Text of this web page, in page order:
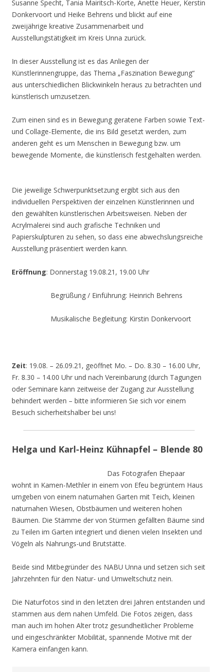
Susanne Specht, Tania Mairitsch-Korte, Anette Heuer, Kerstin
Donkervoort und Heike Behrens und blickt auf eine
zweijährige kreative Zusammenarbeit und
Ausstellungstätigkeit im Kreis Unna zurück.
In dieser Ausstellung ist es das Anliegen der
Künstlerinnengruppe, das Thema „Faszination Bewegung“
aus unterschiedlichen Blickwinkeln heraus zu betrachten und
künstlerisch umzusetzen.
Zum einen sind es in Bewegung geratene Farben sowie Text-
und Collage-Elemente, die ins Bild gesetzt werden, zum
anderen geht es um Menschen in Bewegung bzw. um
bewegende Momente, die künstlerisch festgehalten werden.
Die jeweilige Schwerpunktsetzung ergibt sich aus den
individuellen Perspektiven der einzelnen Künstlerinnen und
den gewählten künstlerischen Arbeitsweisen. Neben der
Acrylmalerei sind auch grafische Techniken und
Papierskulpturen zu sehen, so dass eine abwechslungsreiche
Ausstellung präsentiert werden kann.
Eröffnung: Donnerstag 19.08.21, 19.00 Uhr
Begrüßung / Einführung: Heinrich Behrens
Musikalische Begleitung: Kirstin Donkervoort
Zeit: 19.08. – 26.09.21, geöffnet Mo. – Do. 8.30 – 16.00 Uhr,
Fr. 8.30 – 14.00 Uhr und nach Vereinbarung (durch Tagungen
oder Seminare kann zeitweise der Zugang zur Ausstellung
behindert werden – bitte informieren Sie sich vor einem
Besuch sicherheitshalber bei uns!
Helga und Karl-Heinz Kühnapfel – Blende 80
Das Fotografen Ehepaar
wohnt in Kamen-Methler in einem von Efeu begrüntem Haus
umgeben von einem naturnahen Garten mit Teich, kleinen
naturnahen Wiesen, Obstbäumen und weiteren hohen
Bäumen. Die Stämme der von Stürmen gefällten Bäume sind
zu Teilen im Garten integriert und dienen vielen Insekten und
Vögeln als Nahrungs-und Brutstätte.
Beide sind Mitbegründer des NABU Unna und setzen sich seit
Jahrzehnten für den Natur- und Umweltschutz nein.
Die Naturfotos sind in den letzten drei Jahren entstanden und
stammen aus dem nahen Umfeld. Die Fotos zeigen, dass
man auch im hohen Alter trotz gesundheitlicher Probleme
und eingeschränkter Mobilität, spannende Motive mit der
Kamera einfangen kann.